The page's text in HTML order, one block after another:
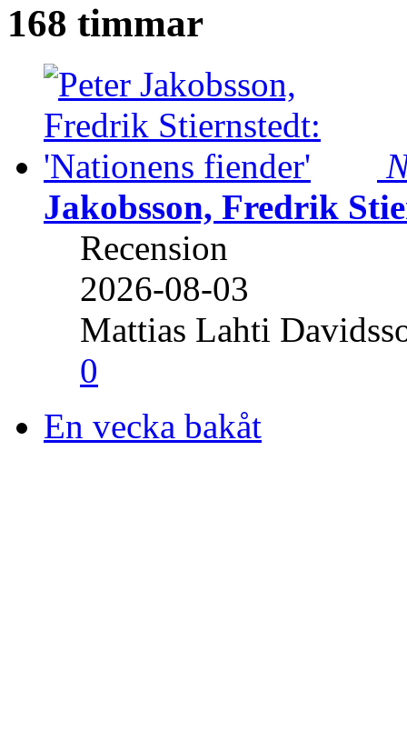
168 timmar
Jakobsson, Fredrik
Recension
2026-08-03
Mattias Lahti
0
En vecka bakåt